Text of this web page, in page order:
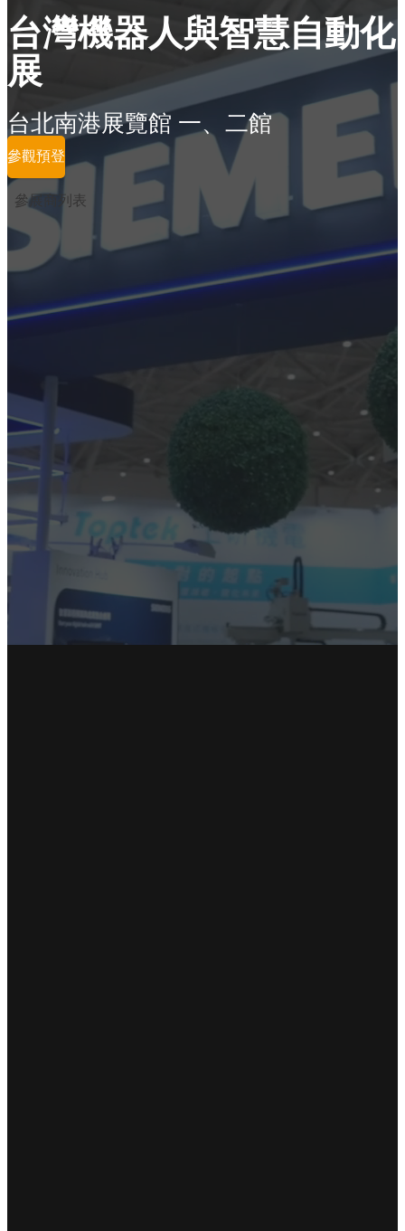
台灣機器人與智慧自動化
展
台北南港展覽館 一、二館
參觀預登
參展商列表